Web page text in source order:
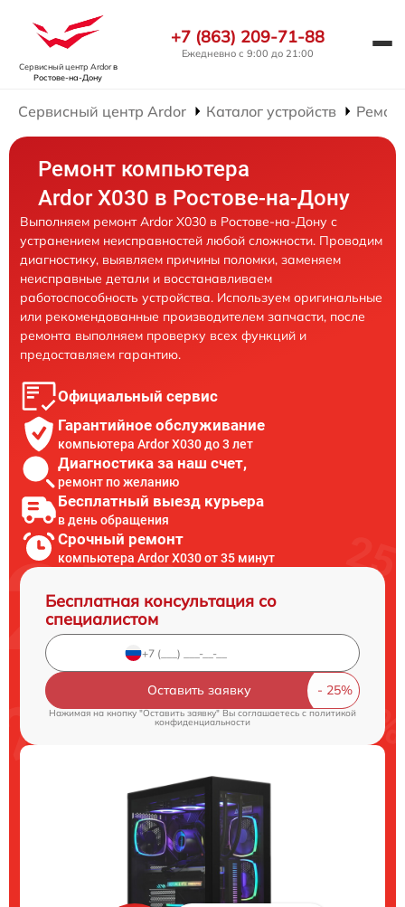
Сервисный центр Ardorв
Ростове-на-Дону
+7 (863) 209-71-88
Ежедневно с 9:00 до 21:00
Сервисный центр Ardor Каталог устройств
Ремонт компьютера
Ardor X030 в Ростове-на-Дону
Выполняем ремонт Ardor X030 в Ростове-на-Дону с
устранением неисправностей любой сложности. Проводим
диагностику, выявляем причины поломки, заменяем
неисправные детали и восстанавливаем
работоспособность устройства. Используем оригинальные
или рекомендованные производителем запчасти, после
ремонта выполняем проверку всех функций и
предоставляем гарантию.
Официальный сервис
Гарантийное обслуживание
компьютера Ardor X030 до 3 лет
Диагностика за наш счет,
ремонт по желанию
Бесплатный выезд курьера
в день обращения
Срочный ремонт
компьютера Ardor X030 от 35 минут
Бесплатная консультация со
специалистом
Оставить заявку
Нажимая на кнопку "Оставить заявку" Вы соглашаетесь cполитикой
конфиденциальности